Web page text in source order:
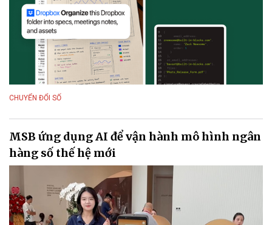
CHUYỂN ĐỔI SỐ
MSB ứng dụng AI để vận hành mô hình ngân
hàng số thế hệ mới